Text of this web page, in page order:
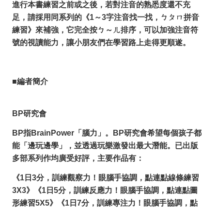
進行本書練習之前或之後，若對注音的熟悉度還不充
足，請採用同系列的《1～3字注音找一找，ㄅㄆㄇ拼音
練習》來補強，它完全按ㄅ～ㄦ排序，可以加強注音符
號的視讀能力，讓小朋友們在學習路上走得更順遂。
■編者簡介
BP研究會
BP指BrainPower「腦力」。BP研究會希望每個孩子都
能「邊玩邊學」，並透過玩樂激發出最大潛能。已出版
多部系列作均廣受好評，主要作品有：
《1日3分，訓練觀察力！眼腦手協調，點連點線條練習
3X3》《1日5分，訓練反應力！眼腦手協調，點連點圖
形練習5X5》《1日7分，訓練專注力！眼腦手協調，點